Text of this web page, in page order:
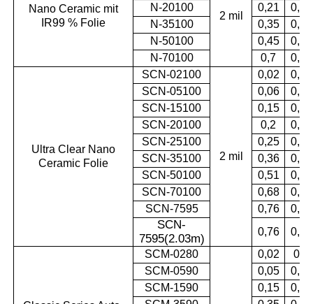
Nano Ceramic mit
IR99 % Folie
2 mil
N-20100
0,21
0,99
N-35100
0,35
0,99
N-50100
0,45
0,99
N-70100
0,7 0,99
Ultra Clear Nano
Ceramic Folie
SCN-02100
2 mil
0,02
0,93
SCN-05100
0,06
0,95
SCN-15100
0,15
0,97
SCN-20100
0,2
0,95
SCN-25100
0,25
0,96
SCN-35100
0,36
0,94
SCN-50100
0,51
0,96
SCN-70100
0,68
0,95
SCN-7595
0,76 0,94
SCN-
7595(2.03m)
0,76 0,94
SCM-0280 0,02
0,8
SCM-0590
0,05
0,88
SCM-1590
0,15
0,87